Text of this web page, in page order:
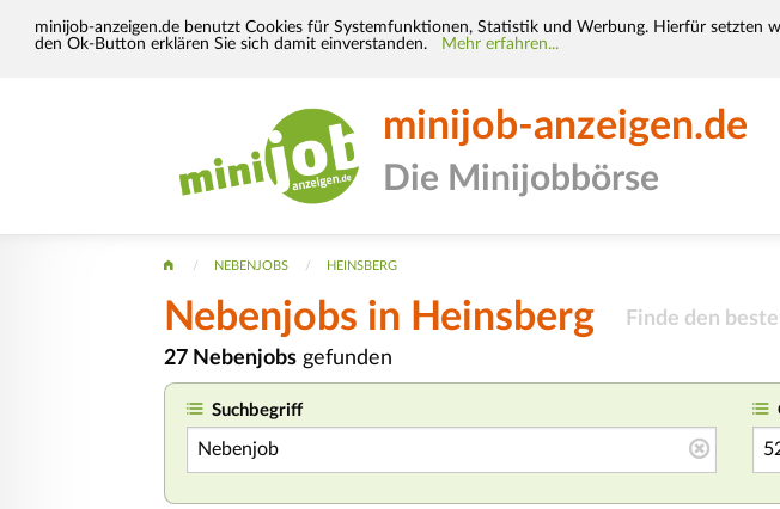
minijob-anzeigen.de benutzt Cookies für Systemfunktionen, Statistik und Werbung. Hierfür
den Ok-Button erklären Sie sich damit einverstanden.
Mehr erfahren...
minijob-anzeigen.de
Die Minijobbörse
NEBENJOBS HEINSBERG
Nebenjobs in Heinsberg Finde den
27 Nebenjobs gefunden
Suchbegriff